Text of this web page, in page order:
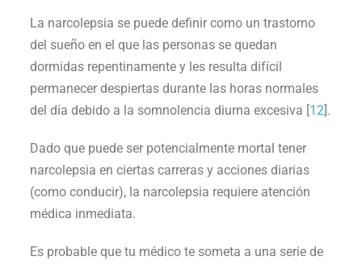
La narcolepsia se puede definir como un trastorno
del sueño en el que las personas se quedan
dormidas repentinamente y les resulta difícil
permanecer despiertas durante las horas normales
del día debido a la somnolencia diurna excesiva [12 ].
Dado que puede ser potencialmente mortal tener
narcolepsia en ciertas carreras y acciones diarias
(como conducir), la narcolepsia requiere atención
médica inmediata.
Es probable que tu médico te someta a una serie de